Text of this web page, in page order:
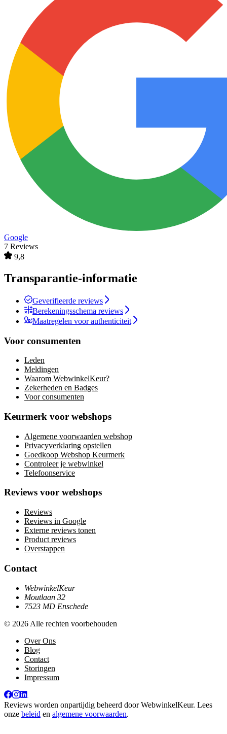
Google
7 Reviews
9,8
Transparantie-informatie
Geverifieerde reviews
Berekeningsschema reviews
Maatregelen voor authenticiteit
Voor consumenten
Leden
Meldingen
Waarom WebwinkelKeur?
Zekerheden en Badges
Voor consumenten
Keurmerk voor webshops
Algemene voorwaarden webshop
Privacyverklaring opstellen
Goedkoop Webshop Keurmerk
Controleer je webwinkel
Telefoonservice
Reviews voor webshops
Reviews
Reviews in Google
Externe reviews tonen
Product reviews
Overstappen
Contact
WebwinkelKeur
Moutlaan 32
7523 MD Enschede
© 2026 Alle rechten voorbehouden
Over Ons
Blog
Contact
Storingen
Impressum
Reviews worden onpartijdig beheerd doorWebwinkelKeur. Lees
onze beleid en algemene voorwaarden.